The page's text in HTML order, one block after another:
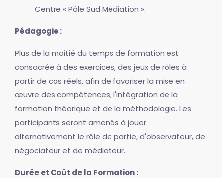
Centre « Pôle Sud Médiation ».
Pédagogie :
Plus de la moitié du temps de formation est
consacrée à des exercices, des jeux de rôles à
partir de cas réels, afin de favoriser la mise en
œuvre des compétences, l'intégration de la
formation théorique et de la méthodologie. Les
participants seront amenés à jouer
alternativement le rôle de partie, d'observateur, de
négociateur et de médiateur.
Durée et Coût de la Formation :